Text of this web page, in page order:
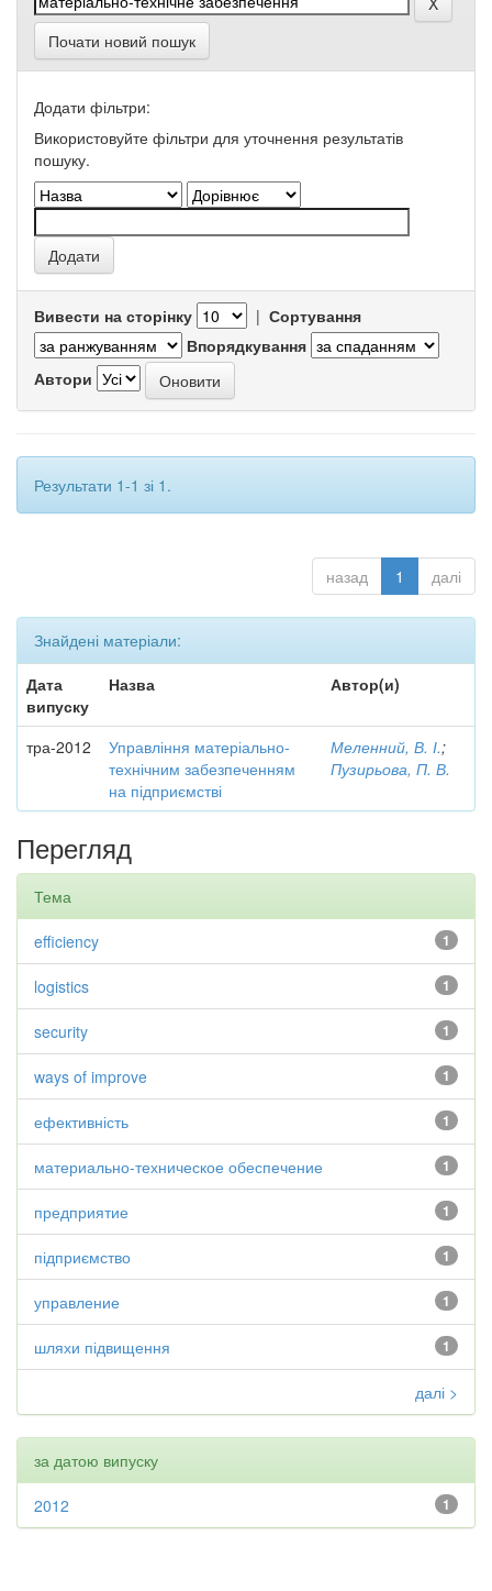
Почати новий пошук
Додати фільтри:
Використовуйте фільтри для уточнення результатів
пошуку.
Вивести на сторінку | Сортування
Впорядкування
Автори
Результати 1-1 зі 1.
назад 1 далі
Знайдені матеріали:
Дата
випуску
Назва Автор(и)
тра-2012
Управління матеріально-
технічним забезпеченням
на підприємстві
Меленний, В. І.;
Пузирьова, П. В.
Перегляд
Тема
1
efficiency
1
logistics
1
security
1
ways of improve
1
ефективність
1
материально-техническое обеспечение
1
предприятие
1
підприємство
1
управление
1
шляхи підвищення
далі >
за датою випуску
1
2012